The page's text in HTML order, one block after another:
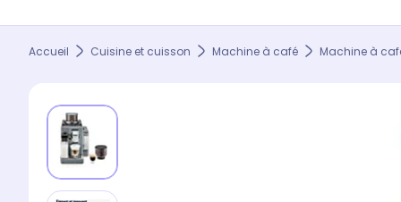
Accueil Cuisine et cuisson Machine à café Machine à